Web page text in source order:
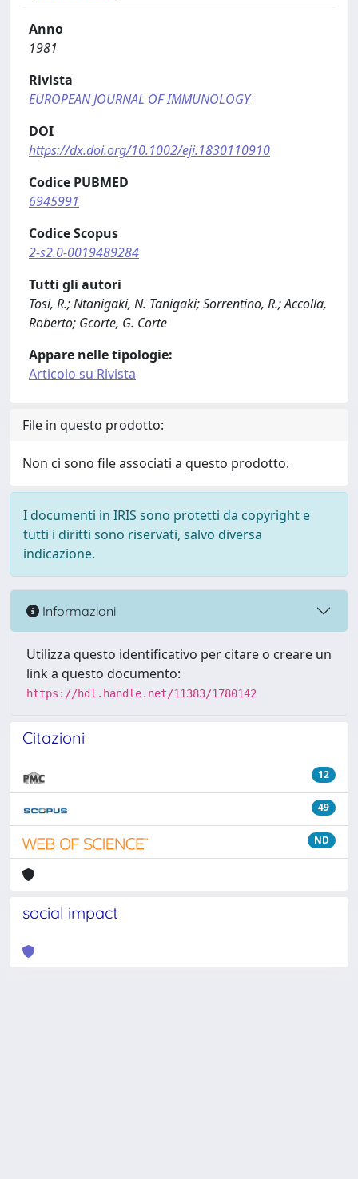
Anno
1981
Rivista
EUROPEAN JOURNAL OF IMMUNOLOGY
DOI
https://dx.doi.org/10.1002/eji.1830110910
Codice PUBMED
6945991
Codice Scopus
2-s2.0-0019489284
Tutti gli autori
Tosi, R.; Ntanigaki, N. Tanigaki; Sorrentino, R.; Accolla,
Roberto; Gcorte, G. Corte
Appare nelle tipologie:
Articolo su Rivista
File in questo prodotto:
Non ci sono file associati a questo prodotto.
I documenti in IRIS sono protetti da copyright e
tutti i diritti sono riservati, salvo diversa
indicazione.
Informazioni
Utilizza questo identificativo per citare o creare un
link a questo documento:
https://hdl.handle.net/11383/1780142
Citazioni
12
49
ND
social impact